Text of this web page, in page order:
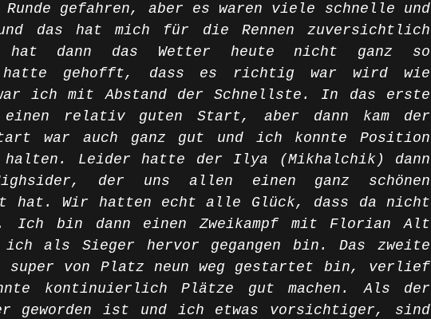
gefahren, aber es waren viele schnelle und
und das hat mich für die Rennen zuversichtlich
hat dann das Wetter heute nicht ganz so
gehofft, dass es richtig war wird wie
ich mit Abstand der Schnellste. In das erste
einen relativ guten Start, aber dann kam der
war auch ganz gut und ich konnte Position
Leider hatte der Ilya (Mikhalchik) dann
der uns allen einen ganz schönen
hat. Wir hatten echt alle Glück, dass da nicht
Ich bin dann einen Zweikampf mit Florian Alt
ich als Sieger hervor gegangen bin. Das zweite
super von Platz neun weg gestartet bin, verlief
kontinuierlich Plätze gut machen. Als der
geworden ist und ich etwas vorsichtiger, sind